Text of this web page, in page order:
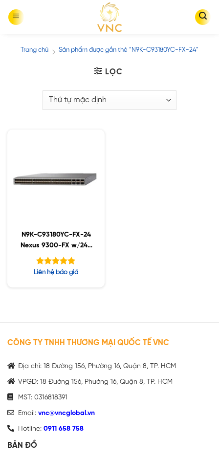
Trang chủ / Sản phẩm được gắn thẻ “N9K-C93180YC-FX-24”
LỌC
N9K-C93180YC-FX-24
Nexus 9300-FX w/24p
1/10/25G & 6p
40/100G
Được xếp
Liên hệ báo giá
CÔNG TY TNHH THƯƠNG MẠI QUỐC TẾ VNC
Địa chỉ: 18 Đường 156, Phường 16, Quận 8, TP. HCM
VPGD: 18 Đường 156, Phường 16, Quận 8, TP. HCM
MST: 0316818391
Email: vnc@vncglobal.vn
Hotline: 0911 658 758
BẢN ĐỒ